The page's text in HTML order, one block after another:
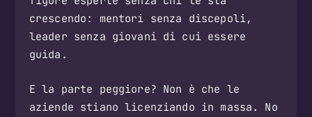
crescendo: mentori senza discepoli,
leader senza giovani di cui essere
guida.
E la parte peggiore? Non è che le
aziende stiano licenziando in massa. No